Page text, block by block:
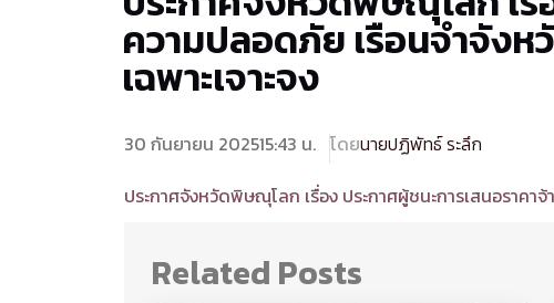
ความปลอดภัย เรือนจำจัง
เฉพาะเจาะจง
30 กันยายน 202515:43 น. โดยนายปฏิพัทธ์ ระลึก
ประกาศจังหวัดพิษณุโลก เรื่อง ประกาศผู้ชนะการเสนอราคา
Related Posts